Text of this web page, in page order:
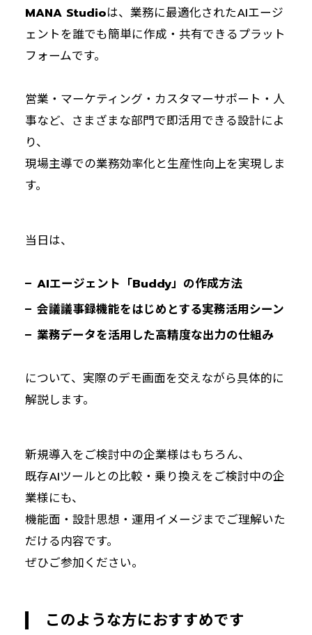
MANA Studioは、業務に最適化されたAIエージ
ェントを誰でも簡単に作成・共有できるプラット
フォームです。
営業・マーケティング・カスタマーサポート・人
事など、さまざまな部門で即活用できる設計によ
り、
現場主導での業務効率化と生産性向上を実現しま
す。
当日は、
AIエージェント「Buddy」の作成方法
会議議事録機能をはじめとする実務活用シーン
業務データを活用した高精度な出力の仕組み
について、実際のデモ画面を交えながら具体的に
解説します。
新規導入をご検討中の企業様はもちろん、
既存AIツールとの比較・乗り換えをご検討中の企
業様にも、
機能面・設計思想・運用イメージまでご理解いた
だける内容です。
ぜひご参加ください。
このような方におすすめです